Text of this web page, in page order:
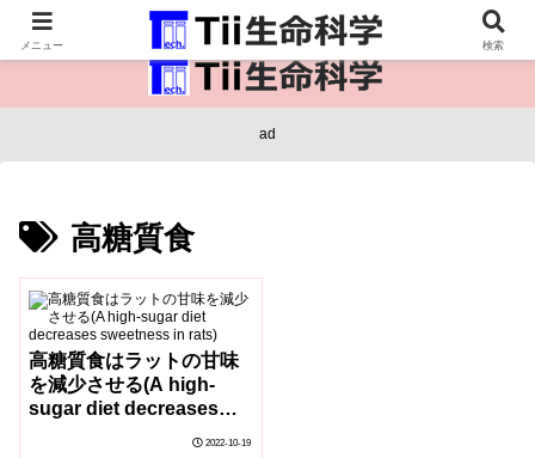
医療保健・生命・生物の情報インフラ。
ad
高糖質食
高糖質食はラットの甘味
を減少させる(A high-
sugar diet decreases
2022-10-19
メニュー 検索